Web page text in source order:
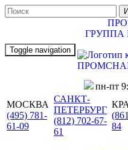
Toggle navigation
пн-пт
МОСКВА
(495) 781-
61-09
САНКТ-
ПЕТЕРБУРГ
(812) 702-67-
61
84